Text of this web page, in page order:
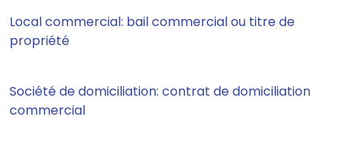
Local commercial: bail commercial ou titre de
propriété
Société de domiciliation: contrat de domiciliation
commercial